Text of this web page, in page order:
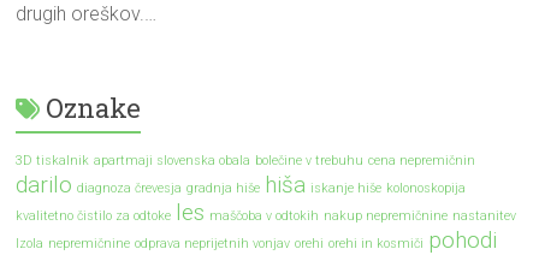
drugih oreškov.…
Oznake
3D tiskalnik apartmaji slovenska obala bolečine v trebuhu cena nepremičnin
darilo diagnoza črevesja gradnja hiše hiša iskanje hiše kolonoskopija
kvalitetno čistilo za odtoke les maščoba v odtokih nakup nepremičnine nastanitev
Izola nepremičnine odprava neprijetnih vonjav orehi orehi in kosmiči pohodi